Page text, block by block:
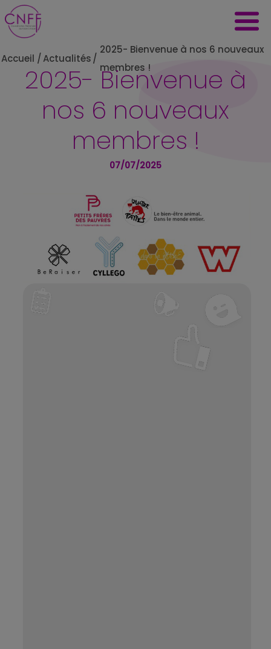
Accueil /Actualités/
2025- Bienvenue à nos 6 nouveaux
membres !
2025- Bienvenue à
nos 6 nouveaux
membres !
07/07/2025